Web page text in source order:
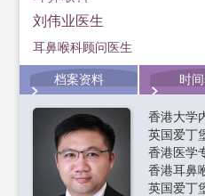
刘伟业医生
耳鼻喉科顾问医生
档案资料 时
香港大学
英国爱丁
香港医学
香港耳鼻
英国爱丁